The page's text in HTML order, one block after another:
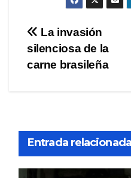
Navegación
de
La invasión
silenciosa de la
carne brasileña
Entrada relacionada